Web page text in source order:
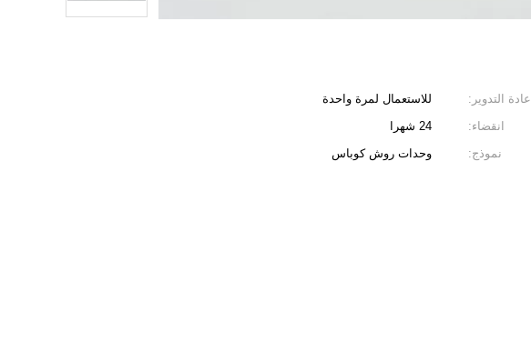
إعادة التدوير:
للاستعمال لمرة واحدة
انقضاء:
24 شهرا
نموذج:
وحدات روش كوباس